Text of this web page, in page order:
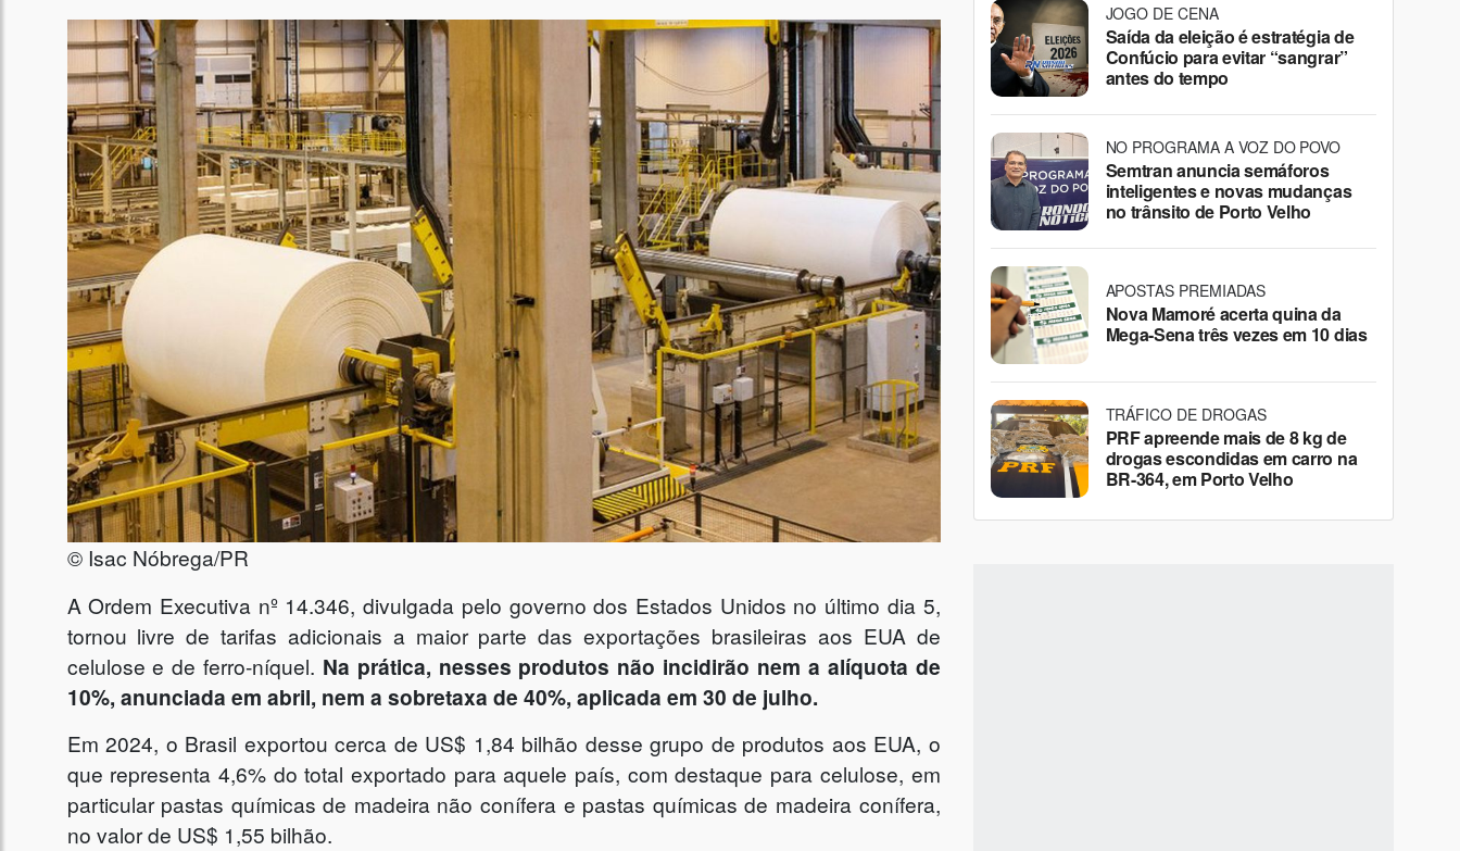
© Isac Nóbrega/PR
A Ordem Executiva nº 14.346, divulgada pelo governo dos Estados Unidos no último dia 5,
tornou livre de tarifas adicionais a maior parte das exportações brasileiras aos EUA de
celulose e de ferro-níquel. Na prática, nesses produtos não incidirão nem a alíquota de
10%, anunciada em abril, nem a sobretaxa de 40%, aplicada em 30 de julho.
Em 2024, o Brasil exportou cerca de US$ 1,84 bilhão desse grupo de produtos aos EUA, o
que representa 4,6% do total exportado para aquele país, com destaque para celulose, em
particular pastas químicas de madeira não conífera e pastas químicas de madeira conífera,
no valor de US$ 1,55 bilhão.
JOGO DE CENA
Saída da eleição é estratégia de
Confúcio para evitar “sangrar”
antes do tempo
NO PROGRAMA A VOZ DO POVO
Semtran anuncia semáforos
inteligentes e novas mudanças
no trânsito de Porto Velho
APOSTAS PREMIADAS
Nova Mamoré acerta quina da
Mega-Sena três vezes em 10 dias
TRÁFICO DE DROGAS
PRF apreende mais de 8 kg de
drogas escondidas em carro na
BR-364, em Porto Velho